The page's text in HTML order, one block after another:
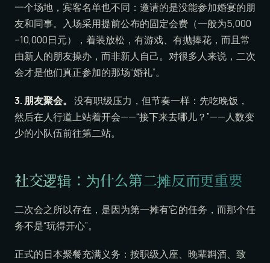
一个场地，宾客名单也不同：邀请的是没能参加婚宴的朋
友和同事。入场采用提前公布的固定会费（一般为5,000
–10,000日元），着装放松，有游戏、有抛捧花，而且常
由新人的朋友操办，而非新人自己。对很多人来说，二次
会才是他们真正参加的那场“婚礼”。
3. 朋友聚会。 没有职级压力，但节奏一样：先吃晚饭，
然后在人行道上站着开会——“接下来去哪儿？”——人数变
少的小队伍前往第二站。
社交逻辑：为什么第二摊反而更重要
二次会之所以存在，是因为第一摊有它的任务，而那个任
务不是“玩得开心”。
正式的日本聚餐充满义务：按职级入座、晚辈斟酒、致